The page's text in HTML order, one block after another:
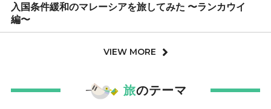
入国条件緩和のマレーシアを旅してみた 〜ランカウイ
編〜
VIEW MORE
旅のテーマ